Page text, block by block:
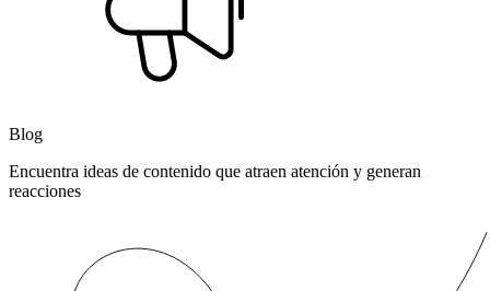
Blog
Encuentra ideas de contenido que atraen atención y generan
reacciones